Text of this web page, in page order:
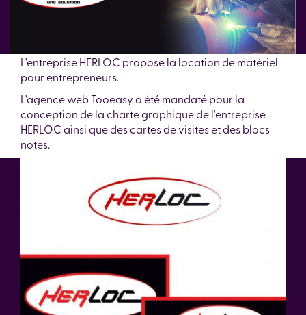
L'entreprise HERLOC propose la location de matériel
pour entrepreneurs.
L'agence web Tooeasy a été mandaté pour la
conception de la charte graphique de l'entreprise
HERLOC ainsi que des cartes de visites et des blocs
notes.